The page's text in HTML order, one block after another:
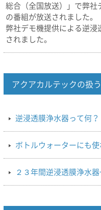
総合（全国放送）」で弊
の番組が放送されました
弊社デモ機提供による逆
されました。
アクアカルテックの扱
逆浸透膜浄水器って何？
ボトルウォーターにも
２３年間逆浸透膜浄水